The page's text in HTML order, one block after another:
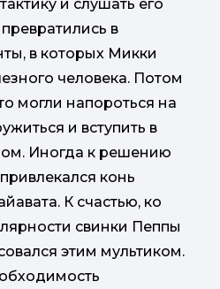
и слушать его
в
в которых Микки
человека. Потом
могли напороться на
и вступить в
Иногда к решению
конь
К счастью, ко
свинки Пеппы
этим мультиком.